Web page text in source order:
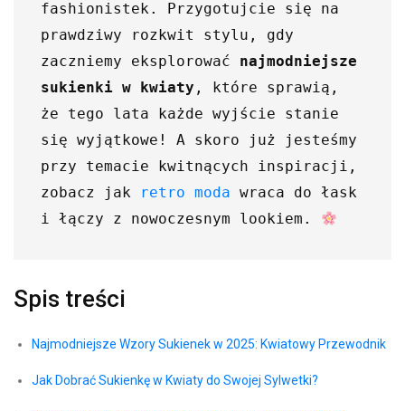
fashionistek. Przygotujcie się na
prawdziwy rozkwit stylu, gdy
zaczniemy eksplorować najmodniejsze
sukienki w kwiaty , które sprawią,
że tego lata każde wyjście stanie
się wyjątkowe! A skoro już jesteśmy
przy temacie kwitnących inspiracji,
zobacz jak
retro moda wraca do łask
i łączy z nowoczesnym lookiem.
Spis treści
Najmodniejsze Wzory ⁢Sukienek w 2025:⁢ Kwiatowy ⁢Przewodnik
Jak Dobrać Sukienkę w Kwiaty do‌ Swojej Sylwetki?